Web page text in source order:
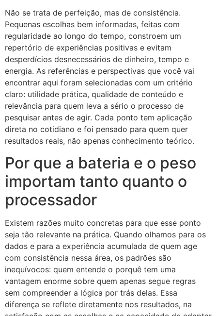
Não se trata de perfeição, mas de consistência.
Pequenas escolhas bem informadas, feitas com
regularidade ao longo do tempo, constroem um
repertório de experiências positivas e evitam
desperdícios desnecessários de dinheiro, tempo e
energia. As referências e perspectivas que você vai
encontrar aqui foram selecionadas com um critério
claro: utilidade prática, qualidade de conteúdo e
relevância para quem leva a sério o processo de
pesquisar antes de agir. Cada ponto tem aplicação
direta no cotidiano e foi pensado para quem quer
resultados reais, não apenas conhecimento teórico.
Por que a bateria e o peso
importam tanto quanto o
processador
Existem razões muito concretas para que esse ponto
seja tão relevante na prática. Quando olhamos para os
dados e para a experiência acumulada de quem age
com consistência nessa área, os padrões são
inequívocos: quem entende o porquê tem uma
vantagem enorme sobre quem apenas segue regras
sem compreender a lógica por trás delas. Essa
diferença se reflete diretamente nos resultados, na